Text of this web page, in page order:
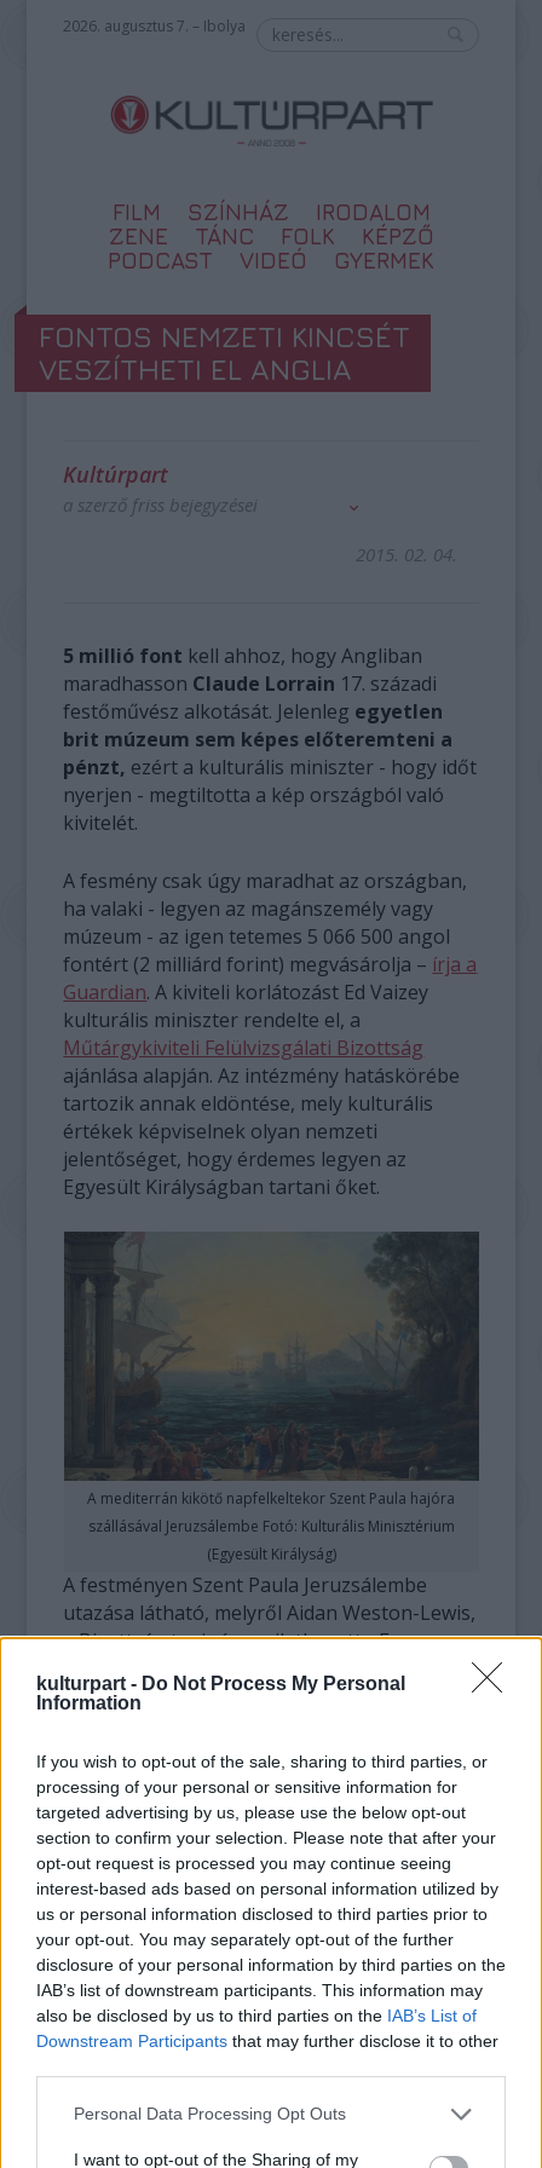
kulturpart - Do Not Process My Personal
Information
If you wish to opt-out of the sale, sharing to third parties, or
processing of your personal or sensitive information for
targeted advertising by us, please use the below opt-out
section to confirm your selection. Please note that after your
opt-out request is processed you may continue seeing
interest-based ads based on personal information utilized by
us or personal information disclosed to third parties prior to
your opt-out. You may separately opt-out of the further
disclosure of your personal information by third parties on the
IAB’s list of downstream participants. This information may
also be disclosed by us to third parties on the IAB’s List of
Downstream Participants that may further disclose it to other
Please note that this website/app uses one or more Google
not limited to your visit or usage behaviour. You may click to
Personal Data Processing Opt Outs
I want to opt-out of the Sharing of my
2026. augusztus 7. – Ibolya
FILM SZÍNHÁZ
IRODALOM
ZENE
TÁNC FOLK
KÉPZŐ
PODCAST
VIDEÓ GYERMEK
FONTOS NEMZETI KINCSÉT
VESZÍTHETI EL ANGLIA
Kultúrpart
a szerző friss bejegyzései
2015. 02. 04.
5 millió font kell ahhoz, hogy Angliban
maradhasson Claude Lorrain 17. századi
festőművész alkotását. Jelenleg egyetlen
brit múzeum sem képes előteremteni a
pénzt, ezért a kulturális miniszter - hogy időt
nyerjen - megtiltotta a kép országból való
kivitelét.
A fesmény csak úgy maradhat az országban,
ha valaki - legyen az magánszemély vagy
múzeum - az igen tetemes 5 066 500 angol
fontért (2 milliárd forint) megvásárolja – írja a
Guardian. A kiviteli korlátozást Ed Vaizey
kulturális miniszter rendelte el, a
Műtárgykiviteli Felülvizsgálati Bizottság
ajánlása alapján. Az intézmény hatáskörébe
tartozik annak eldöntése, mely kulturális
értékek képviselnek olyan nemzeti
jelentőséget, hogy érdemes legyen az
Egyesült Királyságban tartani őket.
A mediterrán kikötő napfelkeltekor Szent Paula hajóra
szállásával Jeruzsálembe Fotó: Kulturális Minisztérium
(Egyesült Királyság)
A festményen Szent Paula Jeruzsálembe
utazása látható, melyről Aidan Weston-Lewis,
a Bizottság tagja így nyilatkozott: „Ez egy
legnagyobb tájképfestőjétől. Minden narratív
fényviszonyokban rejlik. Ahogyan a ragyogó
nap felkel a tenger felett, bearanyozza az
egész jelenetet és különleges költői
szépséggel itatja át.”
A kép tárgya Szent Paula, a nemesi
származású római özvegy, aki férje és
legidősebb lánya halálát követően fontos
lelki átalakuláson ment keresztül. Lemondott
a világi javakról és 385-ben elhagyta Rómát,
hogy Jeruzsálembe térjen. „Remélem, hogy a
kiviteli korlátozás életbe léptetése elég időt
hagy a brit vásárlók számára, hogy meg
tudják menteni ezt a kiemelkedő szépségű
festményt a nemzet számára. Óriási dolog